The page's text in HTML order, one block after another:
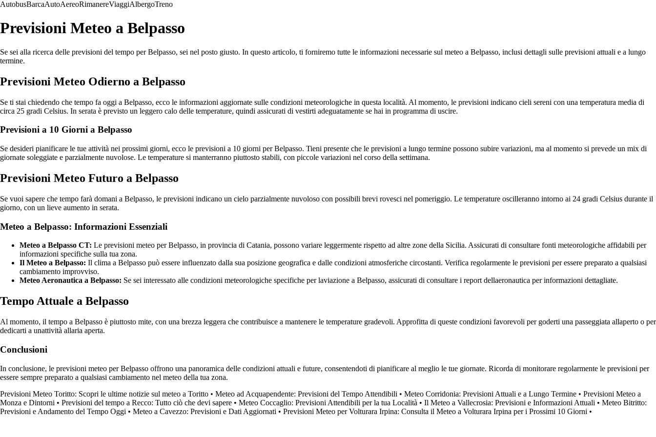
AutobusBarcaAutoAereoRimanereViaggiAlbergoTreno
Previsioni Meteo a Belpasso
Se sei alla ricerca delle previsioni del tempo per Belpasso, sei nel posto giusto. In questo articolo, ti forniremo tutte le informazioni necessarie sul meteo a Belpasso, inclusi dettagli sulle previsioni attuali e a lungo
termine.
Previsioni Meteo Odierno a Belpasso
Se ti stai chiedendo che tempo fa oggi a Belpasso, ecco le informazioni aggiornate sulle condizioni meteorologiche in questa località. Al momento, le previsioni indicano cieli sereni con una temperatura media di
circa 25 gradi Celsius. In serata è previsto un leggero calo delle temperature, quindi assicurati di vestirti adeguatamente se hai in programma di uscire.
Previsioni a 10 Giorni a Belpasso
Se desideri pianificare le tue attività nei prossimi giorni, ecco le previsioni a 10 giorni per Belpasso. Tieni presente che le previsioni a lungo termine possono subire variazioni, ma al momento si prevede un mix di
giornate soleggiate e parzialmente nuvolose. Le temperature si manterranno piuttosto stabili, con piccole variazioni nel corso della settimana.
Previsioni Meteo Futuro a Belpasso
Se vuoi sapere che tempo farà domani a Belpasso, le previsioni indicano un cielo parzialmente nuvoloso con possibili brevi rovesci nel pomeriggio. Le temperature oscilleranno intorno ai 24 gradi Celsius durante il
giorno, con un lieve aumento in serata.
Meteo a Belpasso: Informazioni Essenziali
Meteo a Belpasso CT: Le previsioni meteo per Belpasso, in provincia di Catania, possono variare leggermente rispetto ad altre zone della Sicilia. Assicurati di consultare fonti meteorologiche affidabili per
informazioni specifiche sulla tua zona.
Il Meteo a Belpasso: Il clima a Belpasso può essere influenzato dalla sua posizione geografica e dalle condizioni atmosferiche circostanti. Verifica regolarmente le previsioni per essere preparato a qualsiasi
cambiamento improvviso.
Meteo Aeronautica a Belpasso: Se sei interessato alle condizioni meteorologiche specifiche per laviazione a Belpasso, assicurati di consultare i report dellaeronautica per informazioni dettagliate.
Tempo Attuale a Belpasso
Al momento, il tempo a Belpasso è piuttosto mite, con una brezza leggera che contribuisce a mantenere le temperature gradevoli. Approfitta di queste condizioni favorevoli per goderti una passeggiata allaperto o per
dedicarti a unattività allaria aperta.
Conclusioni
In conclusione, le previsioni meteo per Belpasso offrono una panoramica delle condizioni attuali e future, consentendoti di pianificare al meglio le tue giornate. Ricorda di monitorare regolarmente le previsioni per
essere sempre preparato a qualsiasi cambiamento nel meteo della tua zona.
Previsioni Meteo Toritto: Scopri le ultime notizie sul meteo a Toritto • Meteo ad Acquapendente: Previsioni del Tempo Attendibili • Meteo Corridonia: Previsioni Attuali e a Lungo Termine • Previsioni Meteo a
Monza e Dintorni • Previsioni del tempo a Recco: Tutto ciò che devi sapere • Meteo Coccaglio: Previsioni Attendibili per la tua Località • Il Meteo a Vallecrosia: Previsioni e Informazioni Attuali • Meteo Bitritto:
Previsioni e Andamento del Tempo Oggi • Meteo a Cavezzo: Previsioni e Dati Aggiornati • Previsioni Meteo per Volturara Irpina: Consulta il Meteo a Volturara Irpina per i Prossimi 10 Giorni •